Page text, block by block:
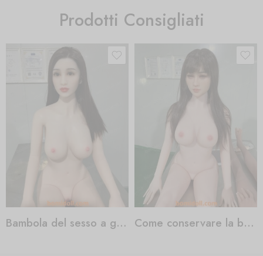
Prodotti Consigliati
Bambola del sesso a grandezza naturale Come conservare la bambola del sesso